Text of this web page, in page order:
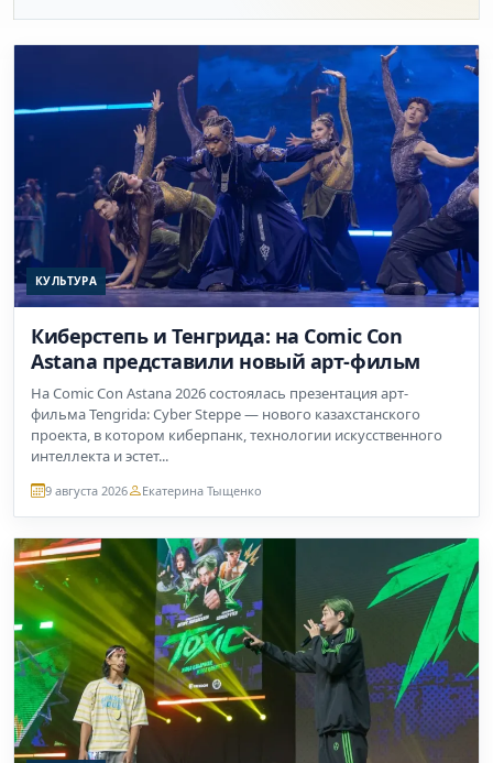
КУЛЬТУРА
Киберстепь и Тенгрида: на Comic Con
Astana представили новый арт-фильм
На Comic Con Astana 2026 состоялась презентация арт-
фильма Tengrida: Cyber Steppe — нового казахстанского
проекта, в котором киберпанк, технологии искусственного
интеллекта и эстет...
9 августа 2026 Екатерина Тыщенко